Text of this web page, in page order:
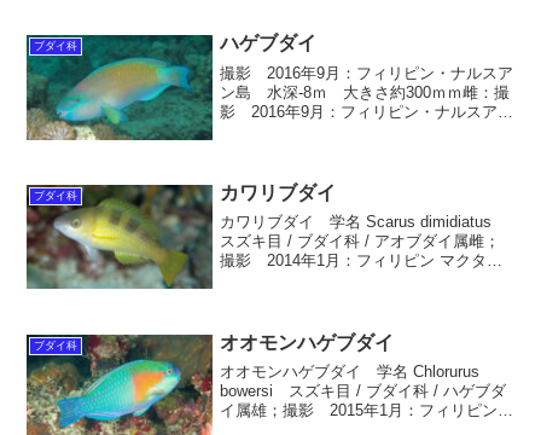
ブダイ科 ハゲブダイ
撮影 2016年9月：フィリピン・ナルスア
ン島 水深-8ｍ 大きさ約300ｍｍ雌：撮
影 2016年9月：フィリピン・ナルスアン
ブダイ科 カワリブダイ
カワリブダイ 学名 Scarus dimidiatus
スズキ目 / ブダイ科 / アオブダイ属雌；
撮影 2014年1月：フィリピン マクタン
ブダイ科 オオモンハゲブダイ
オオモンハゲブダイ 学名 Chlorurus
bowersi スズキ目 / ブダイ科 / ハゲブダ
イ属雄；撮影 2015年1月：フィリピン